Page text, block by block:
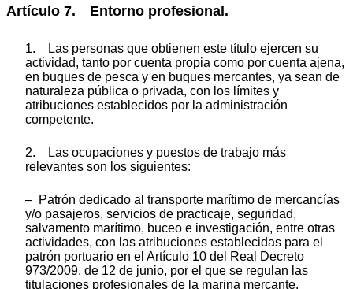
Artículo 7. Entorno profesional.
1. Las personas que obtienen este título ejercen su
actividad, tanto por cuenta propia como por cuenta ajena,
en buques de pesca y en buques mercantes, ya sean de
naturaleza pública o privada, con los límites y
atribuciones establecidos por la administración
competente.
2. Las ocupaciones y puestos de trabajo más
relevantes son los siguientes:
– Patrón dedicado al transporte marítimo de mercancías
y/o pasajeros, servicios de practicaje, seguridad,
salvamento marítimo, buceo e investigación, entre otras
actividades, con las atribuciones establecidas para el
patrón portuario en el Artículo 10 del Real Decreto
973/2009, de 12 de junio, por el que se regulan las
titulaciones profesionales de la marina mercante.